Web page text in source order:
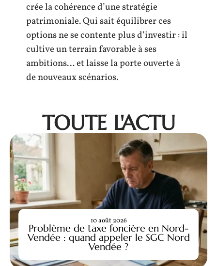
crée la cohérence d’une stratégie
patrimoniale. Qui sait équilibrer ces
options ne se contente plus d’investir : il
cultive un terrain favorable à ses
ambitions… et laisse la porte ouverte à
de nouveaux scénarios.
TOUTE L'ACTU
Problème de taxe foncière en Nord-
Vendée : quand appeler le SGC Nord
Vendée ?
10 août 2026